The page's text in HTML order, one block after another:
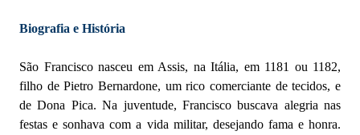
Biografia e História
São Francisco nasceu em Assis, na Itália, em 1181 ou 1182,
filho de Pietro Bernardone, um rico comerciante de tecidos, e
de Dona Pica. Na juventude, Francisco buscava alegria nas
festas e sonhava com a vida militar, desejando fama e honra.